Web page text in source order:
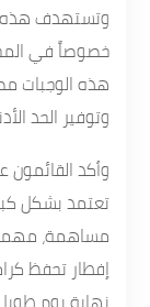
وتستهدف هذه
خصوصاً في
هذه الوجبات
وتوفير الحد
وأكد القائمون
تعتمد بشكل
مساهمة،
إفطار تحفظ